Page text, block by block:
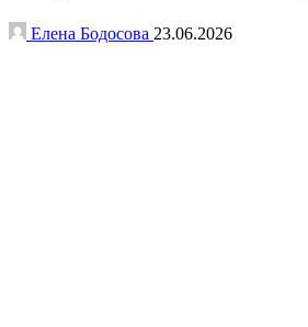
Елена Бодосова 23.06.2026